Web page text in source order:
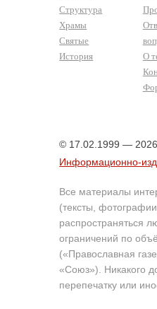
Структура
Храмы
Святые
История
О
© 17.02.1999 — 2026
Информационно-
Все материалы
(тексты,
распространяться
ограничений по
(«Православная
«Союз»). Никакого
перепечатку или